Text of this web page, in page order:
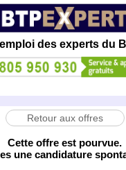
des experts du
Retour aux offres
Cette offre est pourvue.
une candidature